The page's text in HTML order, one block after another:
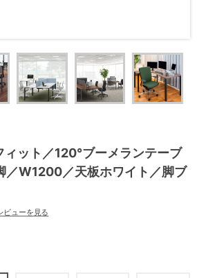
ット／120°ブーメランテーブ
／W1200／天板ホワイト／脚ブ
ビューを見る